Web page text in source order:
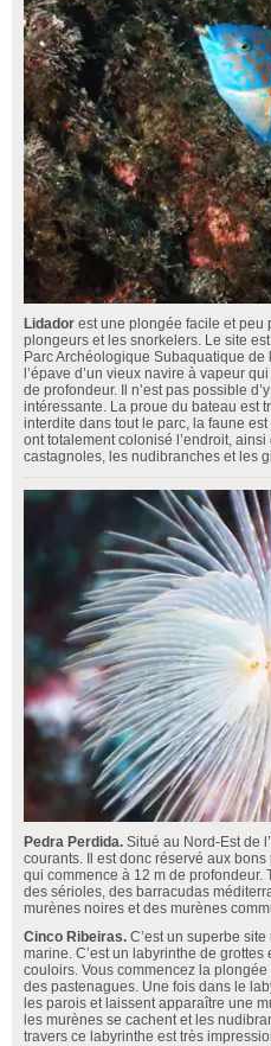
Lidador est une plongée facile et peu
plongeurs et les snorkelers. Le site
Parc Archéologique Subaquatique de
l’épave d’un vieux navire à vapeur
de profondeur. Il n’est pas possible
intéressante. La proue du bateau est
interdite dans tout le parc, la faune
ont totalement colonisé l’endroit,
castagnoles, les nudibranches et les
Pedra Perdida. Situé au Nord-Est de
courants. Il est donc réservé aux
qui commence à 12 m de profondeur.
des sérioles, des barracudas
murènes noires et des murènes
Cinco Ribeiras. C’est un superbe
marine. C’est un labyrinthe de
couloirs. Vous commencez la
des pastenagues. Une fois dans le
les parois et laissent apparaître une
les murènes se cachent et les
travers ce labyrinthe est très